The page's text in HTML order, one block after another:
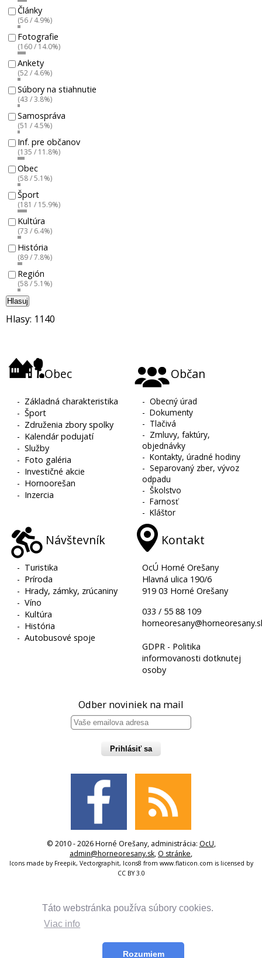
Táto webstránka používa súbory cookies.
Viac info
Rozumiem
Články
(56 / 4.9%)
Fotografie
(160 / 14.0%)
Ankety
(52 / 4.6%)
Súbory na stiahnutie
(43 / 3.8%)
Samospráva
(51 / 4.5%)
Inf. pre občanov
(135 / 11.8%)
Obec
(58 / 5.1%)
Šport
(181 / 15.9%)
Kultúra
(73 / 6.4%)
História
(89 / 7.8%)
Región
(58 / 5.1%)
Hlasuj
Hlasy: 1140
Obec
- Základná charakteristika
-Šport
- Združenia zbory spolky
- Kalendár podujatí
-Služby
- Foto galéria
- Investičné akcie
- Hornoorešan
- Inzercia
Občan
-Obecný úrad
-Dokumenty
- Tlačivá
- Zmluvy, faktúry,
objednávky
-Kontakty, úradné hodiny
-Separovaný zber, vývoz
odpadu
-Školstvo
-Farnosť
-Kláštor
Návštevník
- Turistika
- Príroda
- Hrady, zámky, zrúcaniny
-Víno
- Kultúra
- História
-Autobusové spoje
Kontakt
OcÚ Horné Orešany
Hlavná ulica 190/6
919 03 Horné Orešany
033 / 55 88 109
GDPR - Politika
informovanosti dotknutej
osoby
Odber noviniek na mail
Prihlásiť sa
© 2010 - 2026 Horné Orešany, administrácia: OcU,
admin@horneoresany.sk, O stránke,
Icons made by Freepik, Vectorgraphit, Icons8 from www.flaticon.com is licensed by
CC BY 3.0